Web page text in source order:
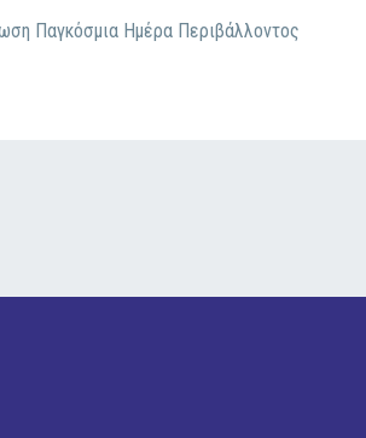
Παγκόσμια Ημέρα Περιβάλλοντος